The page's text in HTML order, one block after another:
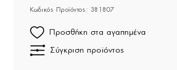
Κωδικός Προϊόντος: 381807
Προσθήκη στα αγαπημένα
Σύγκριση προϊόντος